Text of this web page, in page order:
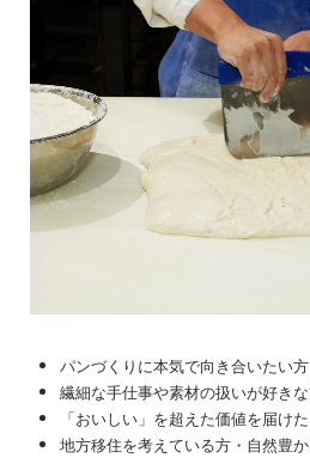
パンづくりに本気で向き合いたい方
繊細な手仕事や素材の扱いが好き
「おいしい」を超えた価値を届け
地方移住を考えている方・自然豊